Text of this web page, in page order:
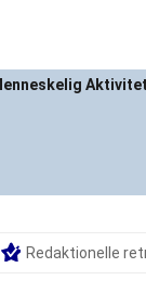
Aktivitet
Redaktionelle